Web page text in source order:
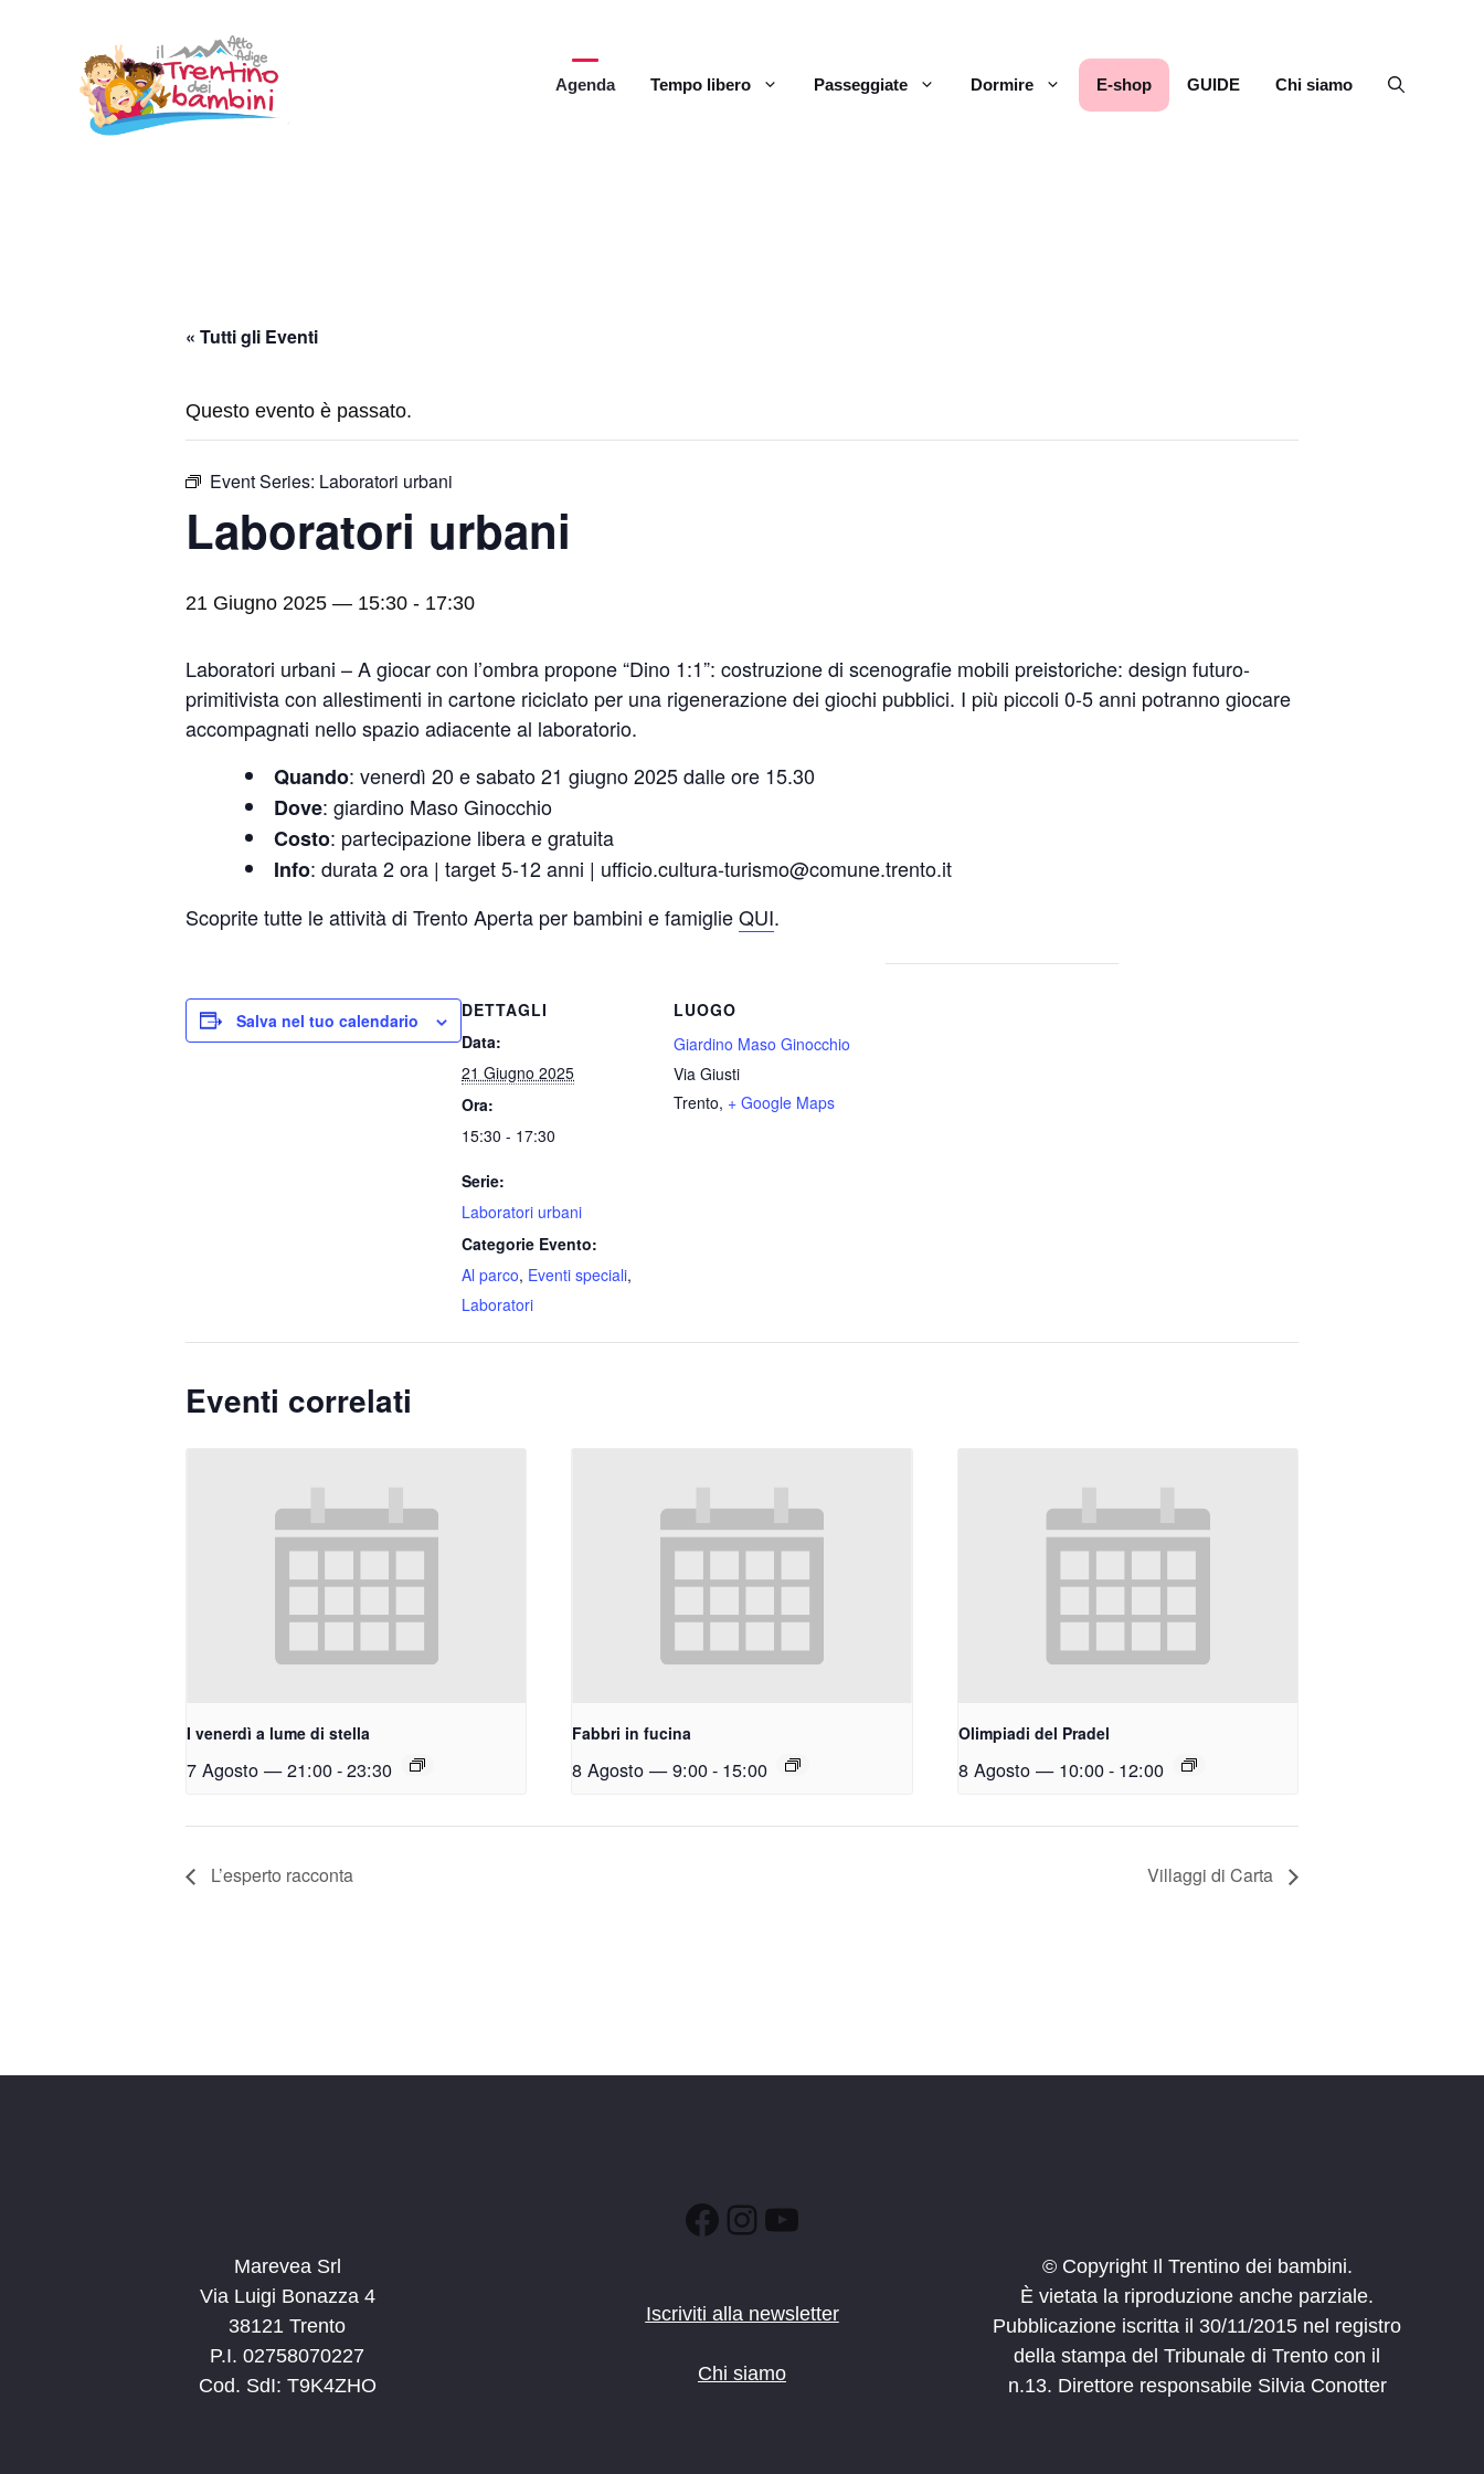
contenuto
Agenda Tempo libero Passeggiate Dormire E-shop GUIDE Chi siamo
« Tutti gli Eventi
Questo evento è passato.
Event Series: Laboratori urbani
Laboratori urbani
21 Giugno 2025 — 15:30 - 17:30
Laboratori urbani – A giocar con l’ombra propone “Dino 1:1”: costruzione di scenografie mobili preistoriche: design futuro-
primitivista con allestimenti in cartone riciclato per una rigenerazione dei giochi pubblici. I più piccoli 0-5 anni potranno giocare
accompagnati nello spazio adiacente al laboratorio.
Quando: venerdì 20 e sabato 21 giugno 2025 dalle ore 15.30
Dove: giardino Maso Ginocchio
Costo: partecipazione libera e gratuita
Info: durata 2 ora | target 5-12 anni | ufficio.cultura-turismo@comune.trento.it
Scoprite tutte le attività di Trento Aperta per bambini e famiglieQUI.
Salva nel tuo calendario
DETTAGLI
Data:
21 Giugno 2025
Ora:
15:30 - 17:30
Serie:
Laboratori urbani
Categorie Evento:
Al parco, Eventi speciali,
Laboratori
LUOGO
Giardino Maso Ginocchio
Via Giusti
Trento, + Google Maps
Eventi correlati
I venerdì a lume di stella
7 Agosto — 21:00-23:30
Fabbri in fucina
8 Agosto — 9:00- 15:00
Olimpiadi del Pradel
8 Agosto — 10:00- 12:00
L’esperto racconta Villaggi di Carta
Marevea Srl
Via Luigi Bonazza 4
38121 Trento
P.I. 02758070227
Cod. SdI: T9K4ZHO
Facebook
Instagram
YouTube
Iscriviti alla newsletter
Chi siamo
© Copyright Il Trentino dei bambini.
È vietata la riproduzione anche parziale.
Pubblicazione iscritta il 30/11/2015 nel registro
della stampa del Tribunale di Trento con il
n.13. Direttore responsabile Silvia Conotter